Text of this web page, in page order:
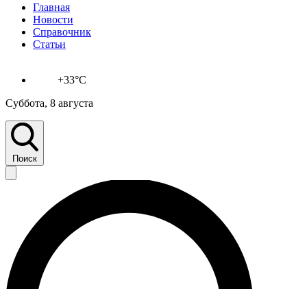
Главная
Новости
Справочник
Статьи
+33°C
Суббота, 8 августа
Поиск